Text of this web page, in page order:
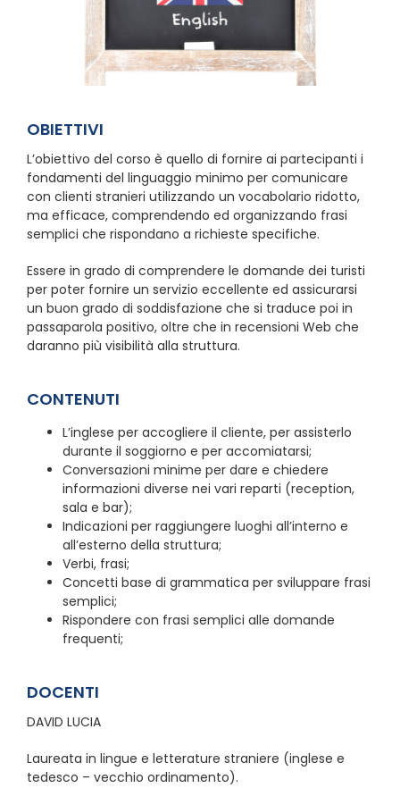
OBIETTIVI
L’obiettivo del corso è quello di fornire ai partecipanti i
fondamenti del linguaggio minimo per comunicare
con clienti stranieri utilizzando un vocabolario ridotto,
ma efficace, comprendendo ed organizzando frasi
semplici che rispondano a richieste specifiche.
Essere in grado di comprendere le domande dei turisti
per poter fornire un servizio eccellente ed assicurarsi
un buon grado di soddisfazione che si traduce poi in
passaparola positivo, oltre che in recensioni Web che
daranno più visibilità alla struttura.
CONTENUTI
L’inglese per accogliere il cliente, per assisterlo
durante il soggiorno e per accomiatarsi;
Conversazioni minime per dare e chiedere
informazioni diverse nei vari reparti (reception,
sala e bar);
Indicazioni per raggiungere luoghi all’interno e
all’esterno della struttura;
Verbi, frasi;
Concetti base di grammatica per sviluppare frasi
semplici;
Rispondere con frasi semplici alle domande
frequenti;
DOCENTI
DAVID LUCIA
Laureata in lingue e letterature straniere (inglese e
tedesco – vecchio ordinamento).